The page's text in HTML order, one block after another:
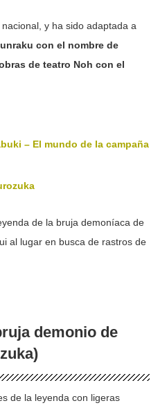
y ha sido adaptada a
con el nombre de
de teatro Noh con el
– El mundo de la campaña
de la bruja demoníaca de
al lugar en busca de rastros de
demonio de
de la leyenda con ligeras